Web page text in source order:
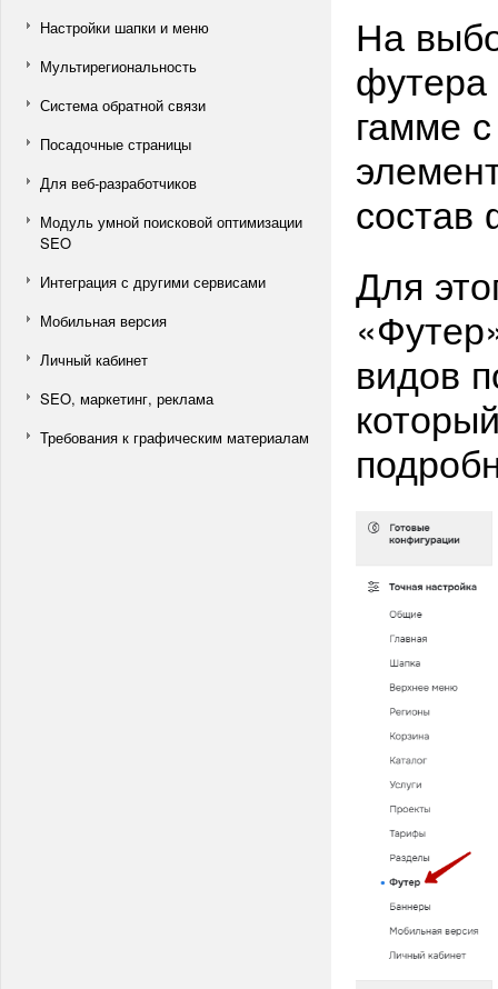
Настройки шапки и меню
Мультирегиональность
Система обратной связи
Посадочные страницы
Для веб-разработчиков
Модуль умной поисковой оптимизации
SEO
Интеграция с другими сервисами
Мобильная версия
Личный кабинет
SEO, маркетинг, реклама
Требования к графическим материалам
На
футера
гамме
состав
Для
видов